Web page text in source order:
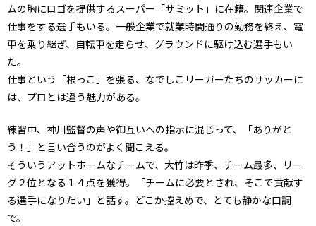
ムの胸にロゴを提供するスーパー「サミット」に在籍。関連企業で
仕事をする選手もいる。一般企業で就業時間通りの勤務を終え、電
車を乗り継ぎ、自転車を走らせ、グラウンドに駆け込む選手もい
た。
仕事という「根っこ」を張る、なでしこリーガーたちのサッカーに
は、プロとは違う魅力がある。
練習中、神川監督の声や御互いへの指示に混じって、「ありがと
う！」と言い合うのがよく聞こえる。
そういうアットホームなチームで、大竹は昨季、チーム最多、リー
グ２位となる１４点を獲得。「チームに必要とされ、そこで貢献す
る選手になりたい」と話す。どこか控えめで、とても静かな口調
で。